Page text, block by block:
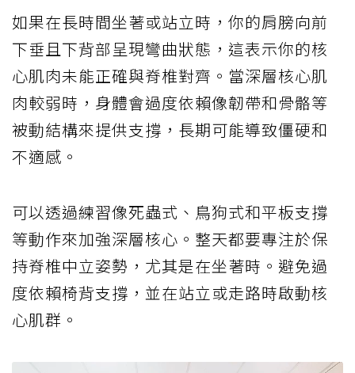
如果在長時間坐著或站立時，你的肩膀向前
下垂且下背部呈現彎曲狀態，這表示你的核
心肌肉未能正確與脊椎對齊。當深層核心肌
肉較弱時，身體會過度依賴像韌帶和骨骼等
被動結構來提供支撐，長期可能導致僵硬和
不適感。
可以透過練習像死蟲式、鳥狗式和平板支撐
等動作來加強深層核心。整天都要專注於保
持脊椎中立姿勢，尤其是在坐著時。避免過
度依賴椅背支撐，並在站立或走路時啟動核
心肌群。